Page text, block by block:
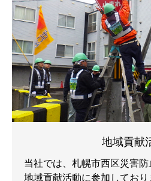
地域貢献
当社では、札幌市西区災害
地域貢献活動に参加しており